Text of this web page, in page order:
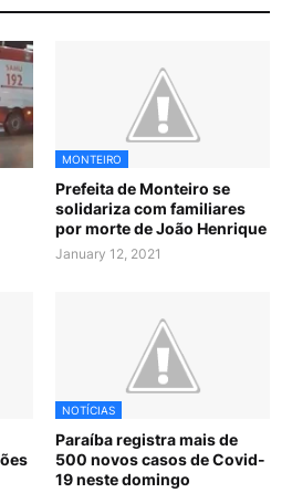
MONTEIRO
Prefeita de Monteiro se
solidariza com familiares
por morte de João Henrique
January 12, 2021
NOTÍCIAS
Paraíba registra mais de
500 novos casos de Covid-
19 neste domingo